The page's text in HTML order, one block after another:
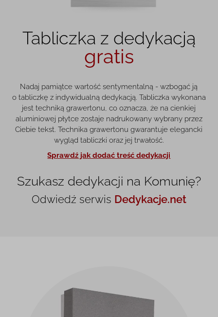
Tabliczka z dedykacją
gratis
Nadaj pamiątce wartość sentymentalną - wzbogać ją
o tabliczkę z indywidualną dedykacją. Tabliczka wykonana
jest techniką grawertonu, co oznacza, że na cienkiej
aluminiowej płytce zostaje nadrukowany wybrany przez
Ciebie tekst. Technika grawertonu gwarantuje elegancki
wygląd tabliczki oraz jej trwałość.
Sprawdź jak dodać treść dedykacji
Szukasz dedykacji na Komunię?
Odwiedź serwis Dedykacje.net